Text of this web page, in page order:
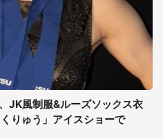
JK風制服&ルーズソックス衣
りゅう」アイスショーで